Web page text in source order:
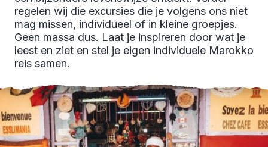
regelen wij die excursies die je volgens ons niet
mag missen, individueel of in kleine groepjes.
Geen massa dus. Laat je inspireren door wat je
leest en ziet en stel je eigen individuele Marokko
reis samen.